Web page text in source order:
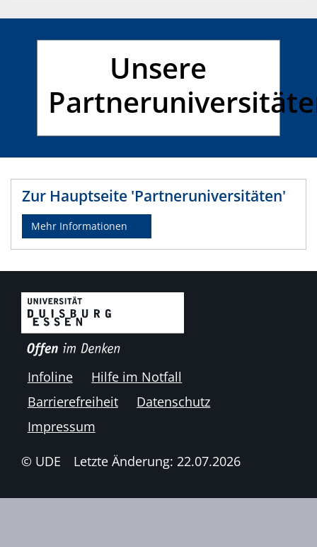
Unsere
Zur Hauptseite 'Partneruniversitäten'
Mehr Informationen
Infoline
Hilfe im Notfall
Barrierefreiheit
Datenschutz
Impressum
© UDE Letzte Änderung: 22.07.2026